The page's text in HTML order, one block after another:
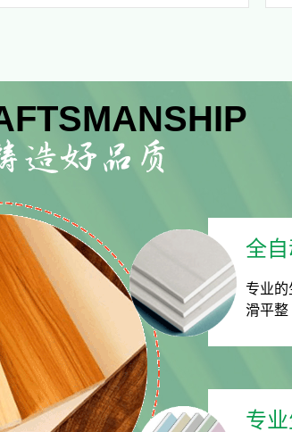
全
专业的
滑平整
专